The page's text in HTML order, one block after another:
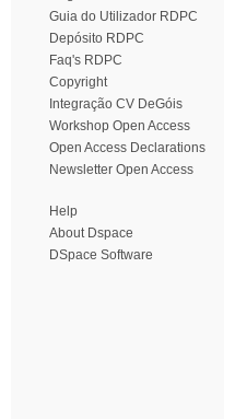
Guia do Utilizador RDPC
Depósito RDPC
Faq's RDPC
Copyright
Integração CV DeGóis
Workshop Open Access
Open Access Declarations
Newsletter Open Access
Help
About Dspace
DSpace Software